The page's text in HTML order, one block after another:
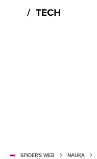
SPIDER'S WEB NAUKA